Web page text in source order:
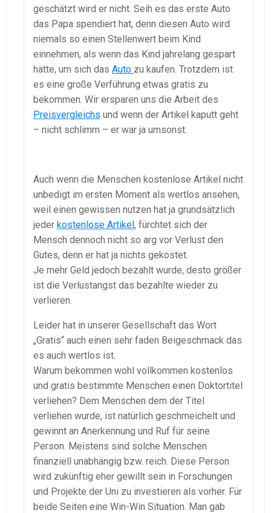
geschätzt wird er nicht. Seih es das erste Auto
das Papa spendiert hat, denn diesen Auto wird
niemals so einen Stellenwert beim Kind
einnehmen, als wenn das Kind jahrelang gespart
hätte, um sich das Auto zu kaufen. Trotzdem ist
es eine große Verführung etwas gratis zu
bekommen. Wir ersparen uns die Arbeit des
Preisvergleichs und wenn der Artikel kaputt geht
– nicht schlimm – er war ja umsonst.
Auch wenn die Menschen kostenlose Artikel nicht
unbedigt im ersten Moment als wertlos ansehen,
weil einen gewissen nutzen hat ja grundsätzlich
jeder kostenlose Artikel, fürchtet sich der
Mensch dennoch nicht so arg vor Verlust den
Gutes, denn er hat ja nichts gekostet.
Je mehr Geld jedoch bezahlt wurde, desto größer
ist die Verlustangst das bezahlte wieder zu
verlieren.
Leider hat in unserer Gesellschaft das Wort
„Gratis“ auch einen sehr faden Beigeschmack das
es auch wertlos ist.
Warum bekommen wohl vollkommen kostenlos
und gratis bestimmte Menschen einen Doktortitel
verliehen? Dem Menschen dem der Titel
verliehen wurde, ist natürlich geschmeichelt und
gewinnt an Anerkennung und Ruf für seine
Person. Meistens sind solche Menschen
finanziell unabhängig bzw. reich. Diese Person
wird zukünftig eher gewillt sein in Forschungen
und Projekte der Uni zu investieren als vorher. Für
beide Seiten eine Win-Win Situation. Man gab